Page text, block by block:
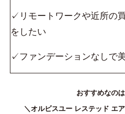
✓リモートワークや近所の
をしたい
✓ファンデーションなしで
おすすめなの
＼オルビスユー レステッド エ